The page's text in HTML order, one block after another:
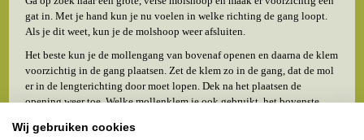
gat in. Met je hand kun je nu voelen in welke richting de gang loopt.
Als je dit weet, kun je de molshoop weer afsluiten.
Het beste kun je de mollengang van bovenaf openen en daarna de klem
voorzichtig in de gang plaatsen. Zet de klem zo in de gang, dat de mol
er in de lengterichting door moet lopen. Dek na het plaatsen de
opening weer toe. Welke mollenklem je ook gebruikt, het bovenste
Wij gebruiken cookies